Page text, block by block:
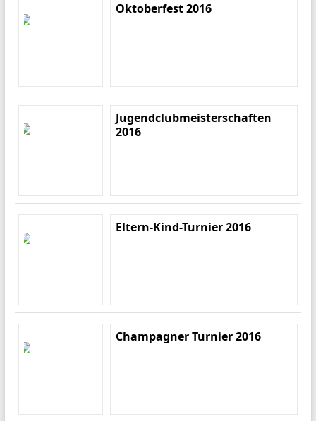
Oktoberfest 2016
Jugendclubmeisterschaften
2016
Eltern-Kind-Turnier 2016
Champagner Turnier 2016